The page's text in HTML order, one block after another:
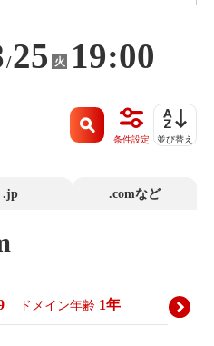
/25 火 19:00
条件設定 並び替え
.jp .comなど
ドメイン年齢 1年